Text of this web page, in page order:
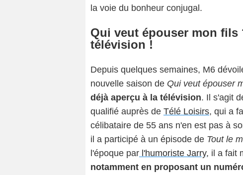
la voie du bonheur conjugal.
Qui veut épouser mon
télévision !
Depuis quelques semaines, M6
nouvelle saison de Qui veut épouser
déjà aperçu à la télévision. Il s'agit
qualifié auprès de Télé Loisirs, qui a
célibataire de 55 ans n'en est pas à
il a participé à un épisode de Tout le
l'époque par l'humoriste Jarry, il a fait
notamment en proposant un